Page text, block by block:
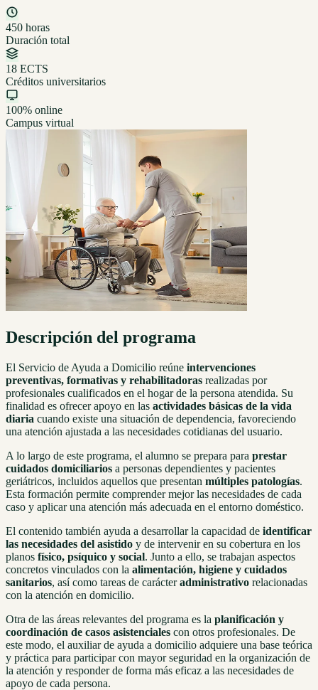
450 horas
Duración total
18 ECTS
Créditos universitarios
100% online
Campus virtual
Descripción del programa
El Servicio de Ayuda a Domicilio reúne intervenciones
preventivas, formativas y rehabilitadoras realizadas por
profesionales cualificados en el hogar de la persona atendida. Su
finalidad es ofrecer apoyo en las actividades básicas de la vida
diaria cuando existe una situación de dependencia, favoreciendo
una atención ajustada a las necesidades cotidianas del usuario.
A lo largo de este programa, el alumno se prepara para prestar
cuidados domiciliarios a personas dependientes y pacientes
geriátricos, incluidos aquellos que presentan múltiples patologías.
Esta formación permite comprender mejor las necesidades de cada
caso y aplicar una atención más adecuada en el entorno doméstico.
El contenido también ayuda a desarrollar la capacidad de identificar
las necesidades del asistido y de intervenir en su cobertura en los
planos físico, psíquico y social. Junto a ello, se trabajan aspectos
concretos vinculados con la alimentación, higiene y cuidados
sanitarios, así como tareas de carácteradministrativo relacionadas
con la atención en domicilio.
Otra de las áreas relevantes del programa es la planificación y
coordinación de casos asistenciales con otros profesionales. De
este modo, el auxiliar de ayuda a domicilio adquiere una base teórica
y práctica para participar con mayor seguridad en la organización de
la atención y responder de forma más eficaz a las necesidades de
apoyo de cada persona.